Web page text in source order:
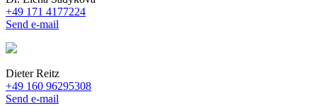
+49 171 4177224
Send e-mail
Dieter Reitz
+49 160 96295308
Send e-mail